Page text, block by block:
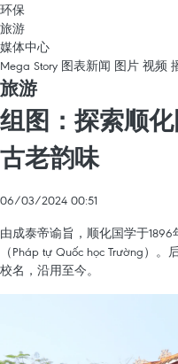
环保
旅游
媒体中心
Mega Story 图表新闻 图片 视频
旅游
组图：探索顺
古老韵味
06/03/2024 00:51
由成泰帝谕旨，顺化国学于
（Pháp tự Quốc học Trường）
校名，沿用至今。